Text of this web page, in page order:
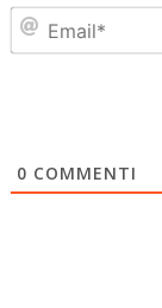
0 COMMENTI